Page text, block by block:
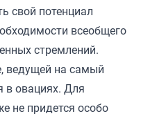
свой потенциал
всеобщего
стремлений.
ведущей на самый
в овациях. Для
не придется особо